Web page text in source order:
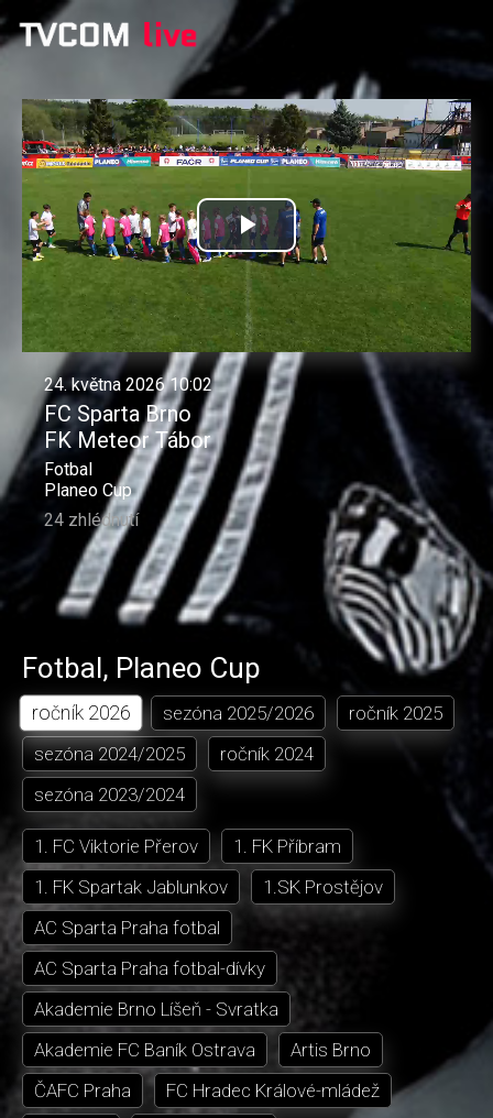
Přehrát
video
24. května 2026 10:02
FC Sparta Brno
FK Meteor Tábor
Fotbal
Planeo Cup
24 zhlédnutí
Fotbal, Planeo Cup
ročník 2026 sezóna 2025/2026 ročník 2025
sezóna 2024/2025 ročník 2024
sezóna 2023/2024
1. FC Viktorie Přerov
1. FK Příbram
1. FK Spartak Jablunkov
1.SK Prostějov
AC Sparta Praha fotbal
AC Sparta Praha fotbal-dívky
Akademie Brno Líšeň - Svratka
Akademie FC Baník Ostrava
Artis Brno
ČAFC Praha
FC Hradec Králové-mládež